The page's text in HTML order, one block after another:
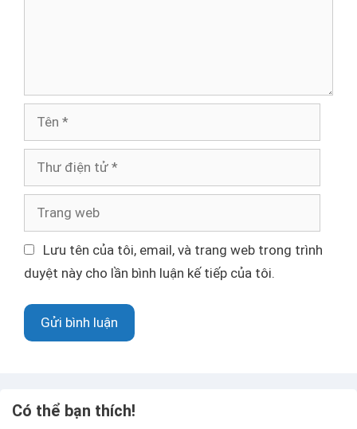
i
ệ
t
ử
a
n
w
e
Lưu tên của tôi, email, và trang web trong trình
duyệt này cho lần bình luận kế tiếp của tôi.
Có thể bạn thích!